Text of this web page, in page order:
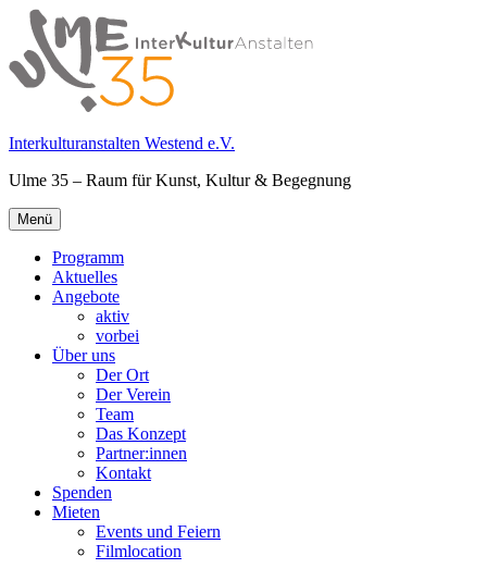
Springe
zum
Inhalt
Interkulturanstalten Westend e.V.
Ulme 35 – Raum für Kunst, Kultur & Begegnung
Primäres
Menü
Menü
Programm
Aktuelles
Angebote
aktiv
vorbei
Über uns
Der Ort
Der Verein
Team
Das Konzept
Partner:innen
Kontakt
Spenden
Mieten
Events und Feiern
Filmlocation